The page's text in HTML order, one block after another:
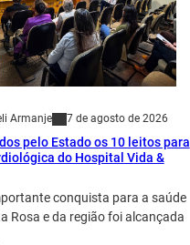
Armanje 7 de agosto de 2026
pelo Estado os 10 leitos para
do Hospital Vida &
conquista para a saúde
Rosa e da região foi alcançada